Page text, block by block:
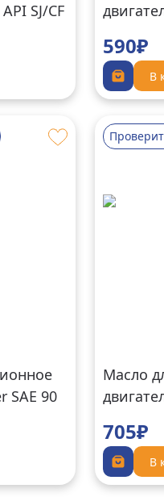
SJ/CF
590₽
В
SAE 90
Масло
705₽
В